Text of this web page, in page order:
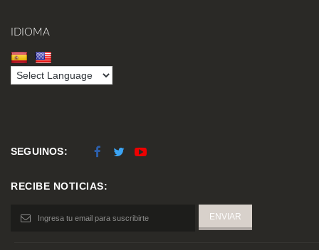
IDIOMA
SEGUINOS:
RECIBE NOTICIAS: